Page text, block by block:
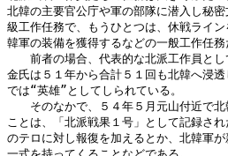
北韓の主要官公庁や軍の部隊に潜入し秘
級工作任務で、もうひとつは、休戦ライ
韓軍の装備を獲得するなどの一般工作任務
前者の場合、代表的な北派工作員とし
金氏は５１年から合計５１回も北韓へ浸
では“英雄”としてしられている。
そのなかで、５４年５月元山付近で北
ことは、「北派戦果１号」として記録さ
のテロに対し報復を加えるとか、北韓軍